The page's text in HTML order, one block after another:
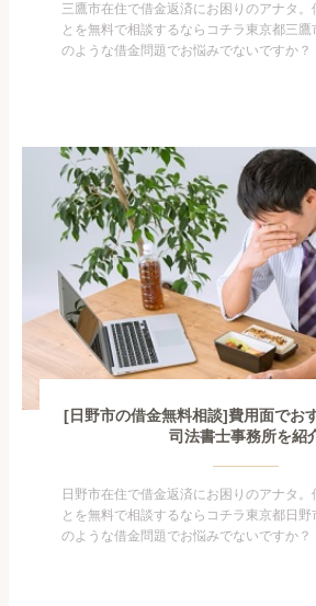
三鷹市在住で借金返済にお困りのアナタ。
とを無料で相談するならコチラ東京都三鷹
のような借金問題でお悩みでないですか？
られたくない・借金の催促、取り立てで憂
がありま...
[日野市の借金無料相談]費用面でお
司法書士事務所を紹
日野市在住で借金返済にお困りのアナタ。
とを無料で相談するならコチラ東京都日野
のような借金問題でお悩みでないですか？
られたくない・借金の催促、取り立てで憂